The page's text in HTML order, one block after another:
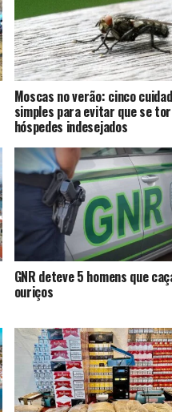
Moscas no verão: cinco
simples para evitar que se
hóspedes indesejados
GNR deteve 5 homens que
ouriços